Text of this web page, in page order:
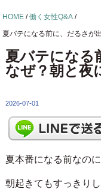
HOME /働く女性Q&A /
夏バテになる前に、だるさが
夏バテになる
なぜ？朝と夜
2026-07-01
夏本番になる前なの
朝起きてもすっきりし